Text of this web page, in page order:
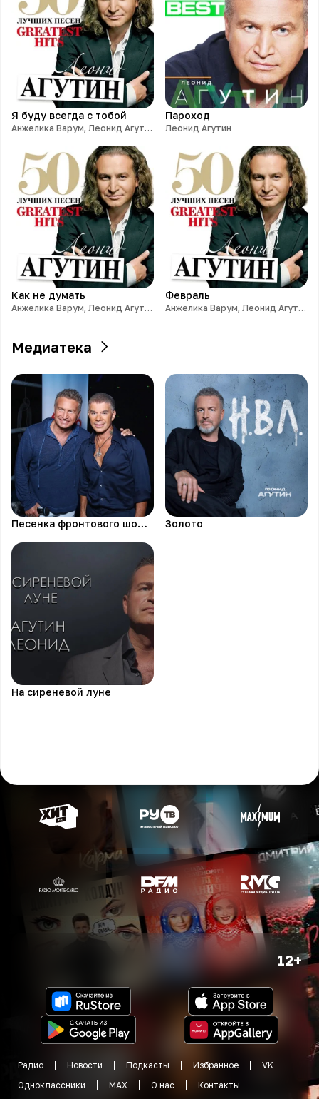
Я буду всегда с тобой
Анжелика Варум, Леонид Агутин
Пароход
Леонид Агутин
Как не думать
Анжелика Варум, Леонид Агутин
Февраль
Анжелика Варум, Леонид Агутин
Медиатека
Песенка фронтового шофера Золото
На сиреневой луне
12+
Радио Новости Подкасты Избранное
VK
Одноклассники
MAX О нас Контакты